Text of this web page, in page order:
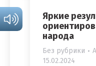
Яркие
народа
Без рубрики
15.02.2024